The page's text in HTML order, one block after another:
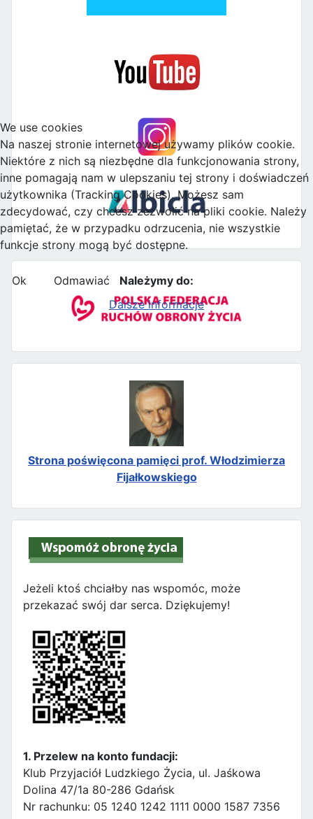
Należymy do:
Strona poświęcona pamięci prof. Włodzimierza
Fijałkowskiego
Jeżeli ktoś chciałby nas wspomóc, może
przekazać swój dar serca. Dziękujemy!
1. Przelew na konto fundacji:
Klub Przyjaciół Ludzkiego Życia, ul. Jaśkowa
Dolina 47/1a 80-286 Gdańsk
Nr rachunku: 05 1240 1242 1111 0000 1587 7356
We use cookies
Na naszej stronie internetowej używamy plików cookie.
Niektóre z nich są niezbędne dla funkcjonowania strony,
inne pomagają nam w ulepszaniu tej strony i doświadczeń
użytkownika (Tracking Cookies). Możesz sam
zdecydować, czy chcesz zezwolić na pliki cookie. Należy
pamiętać, że w przypadku odrzucenia, nie wszystkie
funkcje strony mogą być dostępne.
Ok
Odmawiać
Dalsze informacje